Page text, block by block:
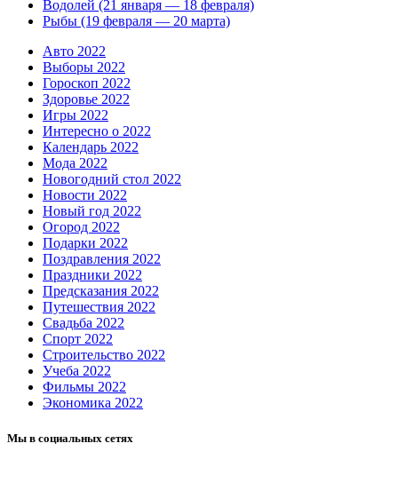
Водолей (21 января — 18 февраля)
Рыбы (19 февраля — 20 марта)
Авто 2022
Выборы 2022
Гороскоп 2022
Здоровье 2022
Игры 2022
Интересно о 2022
Календарь 2022
Мода 2022
Новогодний стол 2022
Новости 2022
Новый год 2022
Огород 2022
Подарки 2022
Поздравления 2022
Праздники 2022
Предсказания 2022
Путешествия 2022
Свадьба 2022
Спорт 2022
Строительство 2022
Учеба 2022
Фильмы 2022
Экономика 2022
Мы в социальных сетях